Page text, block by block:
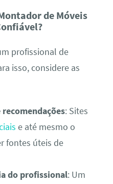
de Móveis
profissional de
isso, considere as
recomendações: Sites
e até mesmo o
fontes úteis de
do profissional: Um